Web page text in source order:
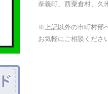
奈義町、西粟倉村、久
※上記以外の市町村部
お気軽にご相談くださ